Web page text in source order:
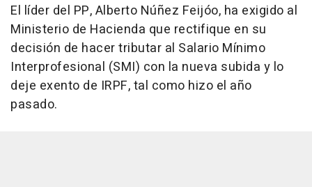
El líder del PP, Alberto Núñez Feijóo, ha exigido al
Ministerio de Hacienda que rectifique en su
decisión de hacer tributar al Salario Mínimo
Interprofesional (SMI) con la nueva subida y lo
deje exento de IRPF, tal como hizo el año
pasado.